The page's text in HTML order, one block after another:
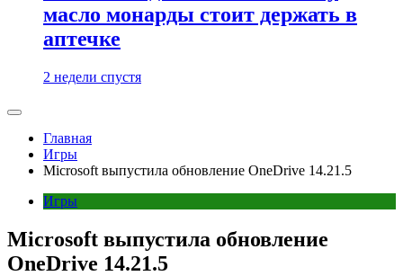
масло монарды стоит держать в
аптечке
2 недели спустя
Главная
Игры
Microsoft выпустила обновление OneDrive 14.21.5
Игры
Microsoft выпустила обновление
OneDrive 14.21.5